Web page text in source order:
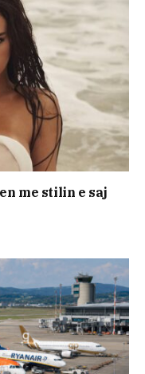
me stilin e saj